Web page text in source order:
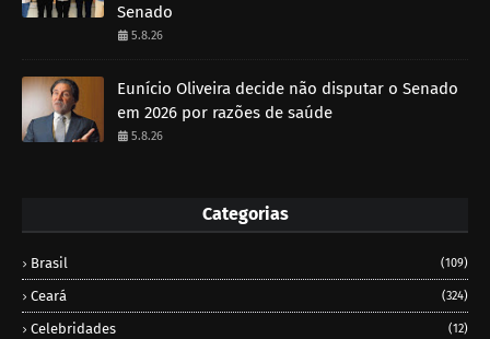
Senado
5.8.26
Eunício Oliveira decide não disputar o Senado
em 2026 por razões de saúde
5.8.26
Categorias
Brasil (109)
Ceará (324)
Celebridades (12)